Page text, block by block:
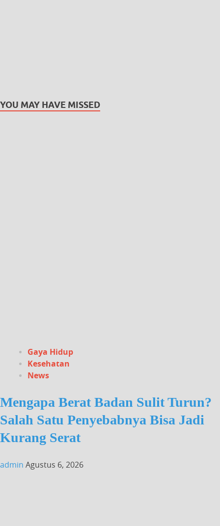
YOU MAY HAVE MISSED
Gaya Hidup
Kesehatan
News
Mengapa Berat Badan Sulit Turun?
Salah Satu Penyebabnya Bisa Jadi
Kurang Serat
admin Agustus 6, 2026